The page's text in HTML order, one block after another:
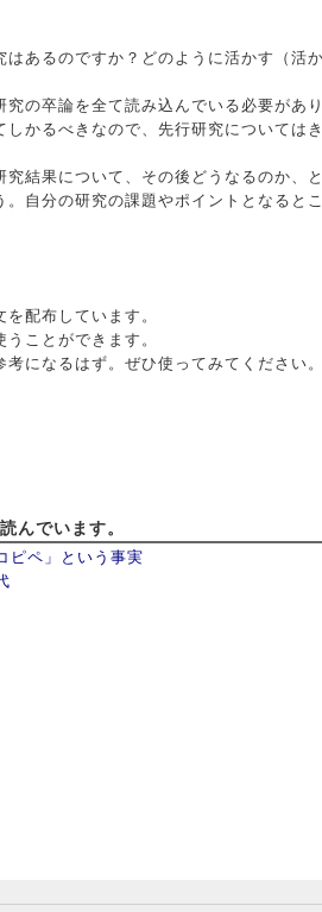
あるのですか？どのように活かす（活
の卒論を全て読み込んでいる必要があり
かるべきなので、先行研究については
結果について、その後どうなるのか、
自分の研究の課題やポイントとなると
配布しています。
ことができます。
になるはず。ぜひ使ってみてください。
んでいます。
ピペ」という事実